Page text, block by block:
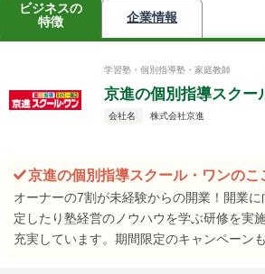
ビジネスの
特徴
企業情報
学習塾・個別指導塾・家庭教師
京進の個別指導スクー
会社名 株式会社京進
京進の個別指導スクール・ワンのこ
オーナーの7割が未経験からの開業！開業
定したり塾経営のノウハウを学ぶ研修を実
充実しています。期間限定のキャンペーン